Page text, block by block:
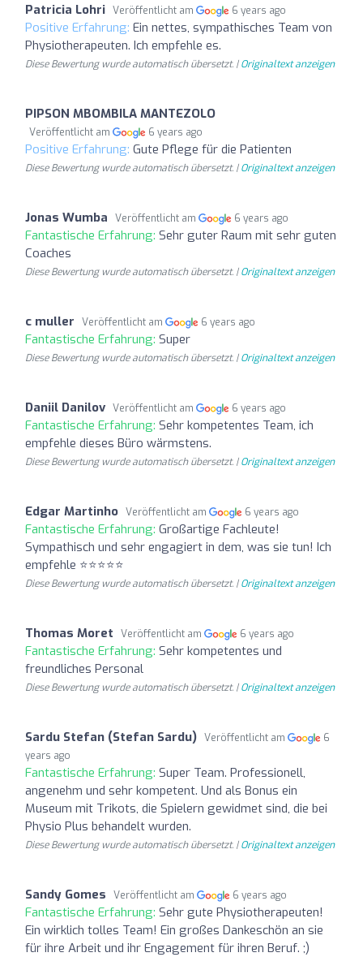
Patricia Lohri Veröffentlicht am 6 years ago
Positive Erfahrung: Ein nettes, sympathisches Team von
Physiotherapeuten. Ich empfehle es.
Diese Bewertung wurde automatisch übersetzt. |Originaltext anzeigen
PIPSON MBOMBILA MANTEZOLO
Veröffentlicht am 6 years ago
Positive Erfahrung: Gute Pflege für die Patienten
Diese Bewertung wurde automatisch übersetzt. |Originaltext anzeigen
Jonas Wumba Veröffentlicht am 6 years ago
Fantastische Erfahrung: Sehr guter Raum mit sehr guten
Coaches
Diese Bewertung wurde automatisch übersetzt. |Originaltext anzeigen
c muller Veröffentlicht am 6 years ago
Fantastische Erfahrung: Super
Diese Bewertung wurde automatisch übersetzt. |Originaltext anzeigen
Daniil Danilov Veröffentlicht am 6 years ago
Fantastische Erfahrung: Sehr kompetentes Team, ich
empfehle dieses Büro wärmstens.
Diese Bewertung wurde automatisch übersetzt. |Originaltext anzeigen
Edgar Martinho Veröffentlicht am 6 years ago
Fantastische Erfahrung: Großartige Fachleute!
Sympathisch und sehr engagiert in dem, was sie tun! Ich
empfehle ⭐️⭐️⭐️⭐️⭐️
Diese Bewertung wurde automatisch übersetzt. |Originaltext anzeigen
Thomas Moret Veröffentlicht am 6 years ago
Fantastische Erfahrung: Sehr kompetentes und
freundliches Personal
Diese Bewertung wurde automatisch übersetzt. |Originaltext anzeigen
Sardu Stefan (Stefan Sardu) Veröffentlicht am
6
years ago
Fantastische Erfahrung: Super Team. Professionell,
angenehm und sehr kompetent. Und als Bonus ein
Museum mit Trikots, die Spielern gewidmet sind, die bei
Physio Plus behandelt wurden.
Diese Bewertung wurde automatisch übersetzt. |Originaltext anzeigen
Sandy Gomes Veröffentlicht am 6 years ago
Fantastische Erfahrung: Sehr gute Physiotherapeuten!
Ein wirklich tolles Team! Ein großes Dankeschön an sie
für ihre Arbeit und ihr Engagement für ihren Beruf. ;)